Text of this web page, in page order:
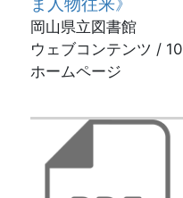
岡山県立図書館
ウェブコンテンツ / 10
ホームページ